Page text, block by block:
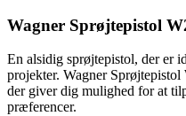
Wagner Sprøjtepistol
En alsidig sprøjtepistol, der er
projekter. Wagner
der giver dig mulighed for at
præferencer.